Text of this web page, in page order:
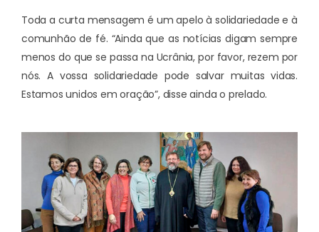
Toda a curta mensagem é um apelo à solidariedade e à
comunhão de fé. “Ainda que as notícias digam sempre
menos do que se passa na Ucrânia, por favor, rezem por
nós. A vossa solidariedade pode salvar muitas vidas.
Estamos unidos em oração”, disse ainda o prelado.